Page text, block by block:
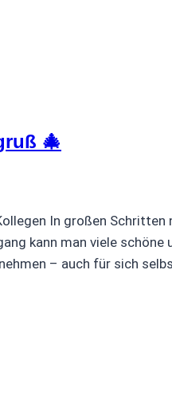
🎄
In großen
kann man viele
– auch für sich